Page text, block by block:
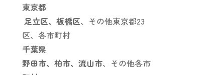
東京都
足立区、板橋区、その他東京都23
区、各市町村
千葉県
野田市、柏市、流山市、その他各市